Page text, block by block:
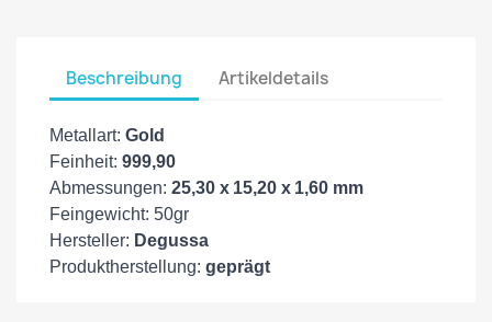
Beschreibung Artikeldetails
Metallart: Gold
Feinheit: 999,90
Abmessungen: 25,30 x 15,20 x 1,60 mm
Feingewicht: 50gr
Hersteller: Degussa
Produktherstellung: geprägt